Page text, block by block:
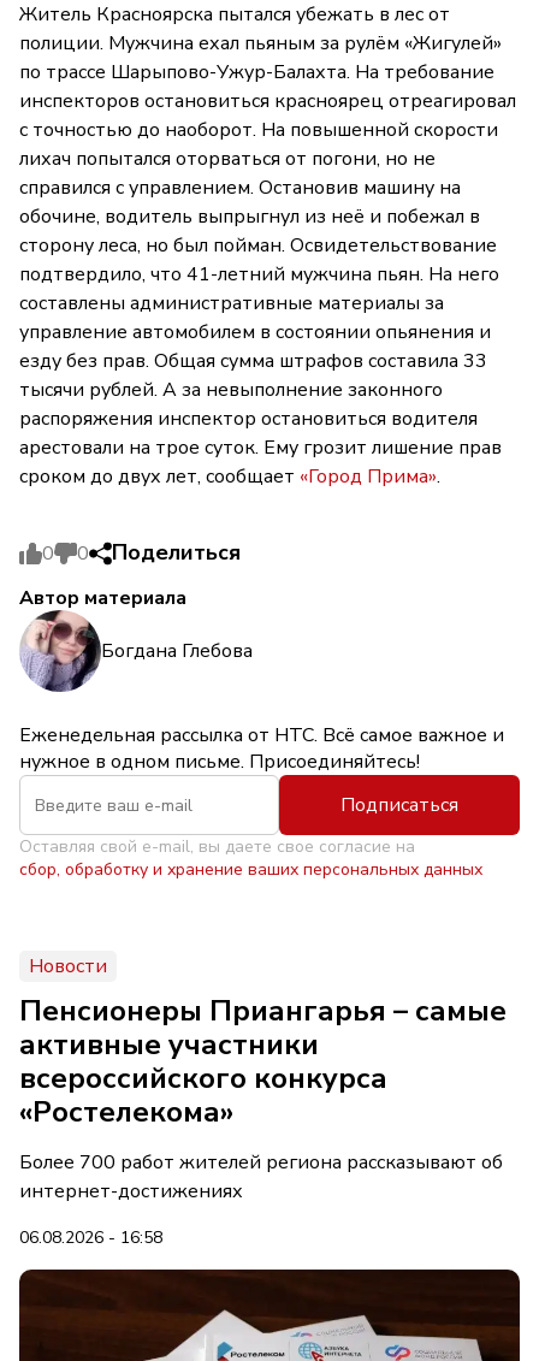
Житель Красноярска пытался убежать в лес от
полиции. Мужчина ехал пьяным за рулём «Жигулей»
по трассе Шарыпово-Ужур-Балахта. На требование
инспекторов остановиться красноярец отреагировал
с точностью до наоборот. На повышенной скорости
лихач попытался оторваться от погони, но не
справился с управлением. Остановив машину на
обочине, водитель выпрыгнул из неё и побежал в
сторону леса, но был пойман. Освидетельствование
подтвердило, что 41-летний мужчина пьян. На него
составлены административные материалы за
управление автомобилем в состоянии опьянения и
езду без прав. Общая сумма штрафов составила 33
тысячи рублей. А за невыполнение законного
распоряжения инспектор остановиться водителя
арестовали на трое суток. Ему грозит лишение прав
сроком до двух лет, сообщает «Город Прима».
0 0 Поделиться
Автор материала
Богдана Глебова
Еженедельная рассылка от НТС. Всё самое важное и
нужное в одном письме. Присоединяйтесь!
Подписаться
Оставляя свой e-mail, вы даете свое согласие на
сбор, обработку и хранение ваших персональных данных
Новости
Пенсионеры Приангарья – самые
активные участники
всероссийского конкурса
«Ростелекома»
Более 700 работ жителей региона рассказывают об
интернет-достижениях
06.08.2026 - 16:58